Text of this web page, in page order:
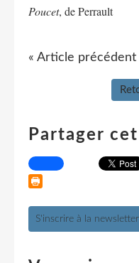
Poucet, de Perrault
« Article précédent
Partager
S'inscrire à la newsletter